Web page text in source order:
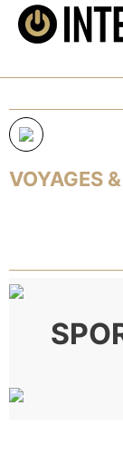
VOYAGES